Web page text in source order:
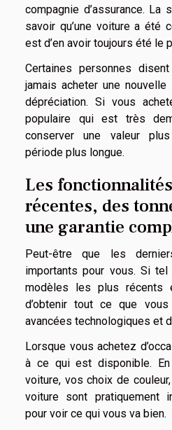
compagnie d’assurance. La
savoir qu’une voiture a été
est d’en avoir toujours été le
Certaines personnes
jamais acheter une
dépréciation. Si vous
populaire qui est très
conserver une valeur
période plus longue.
Les
récentes, des
une garantie
Peut-être que les
importants pour vous. Si
modèles les plus récents
d’obtenir tout ce que
avancées technologiques et
Lorsque vous achetez
à ce qui est disponible. En
voiture, vos choix de
voiture sont pratiquement
pour voir ce qui vous va bien.